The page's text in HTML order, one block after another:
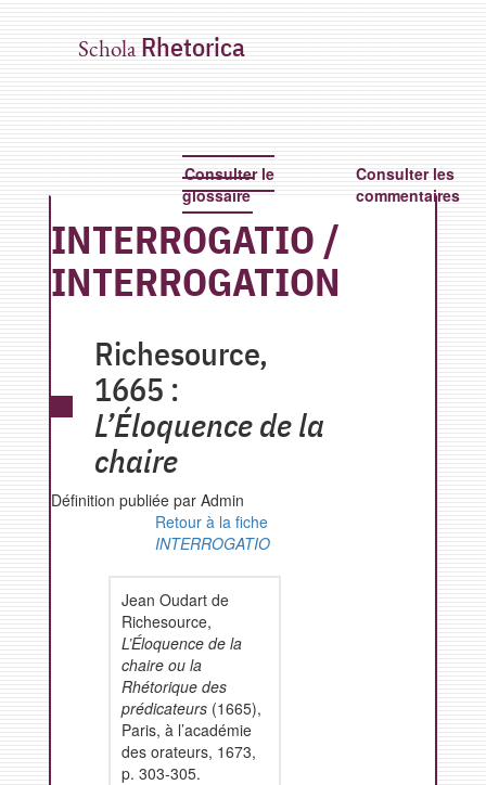
Schola Rhetorica
Consulter le
glossaire
Consulter les
commentaires
INTERROGATIO /
INTERROGATION
Richesource,
1665 :
L’Éloquence de la
chaire
Définition publiée par Admin
Retour à la fiche
INTERROGATIO
Jean Oudart de
Richesource,
L’Éloquence de la
chaire ou la
Rhétorique des
prédicateurs(1665),
Paris, à l’académie
des orateurs, 1673,
p. 303-305.